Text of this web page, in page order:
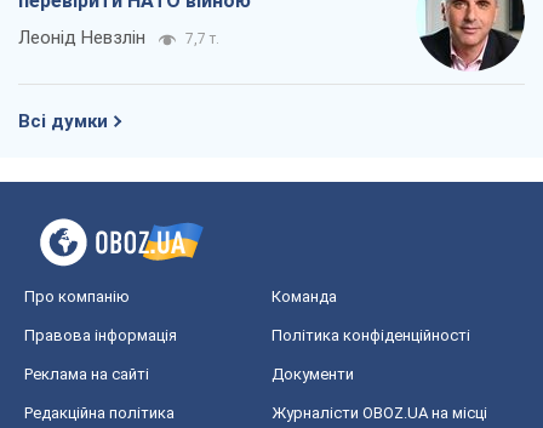
Леонід Невзлін 7,7 т.
Всі думки
Про компанію Команда
Правова інформація Політика конфіденційності
Реклама на сайті Документи
Редакційна політика
Журналісти OBOZ.UA на місці